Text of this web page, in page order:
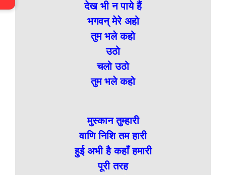
देख भी न पाये हैं
भगवन् मेरे अहो
तुम भले कहो
उठो
चलो उठो
तुम भले कहो
मुस्कान तुम्हारी
वाणि निशि तम हारी
हुई अभी है कहाँ हमारी
पूरी तरह